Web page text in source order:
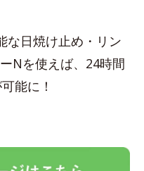
な日焼け止め・リン
Nを使えば、24時間
能に！